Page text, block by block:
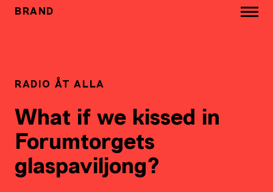
BRAND
RADIO ÅT ALLA
What if we kissed in
Forumtorgets
glaspaviljong?